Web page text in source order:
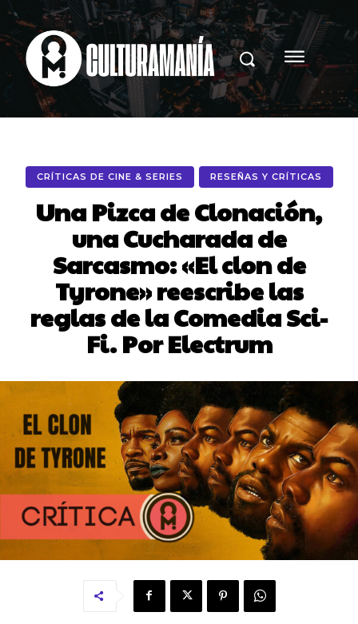
CRÍTICAS DE CINE & SERIES RESEÑAS Y CRÍTICAS
Una Pizca de Clonación,
una Cucharada de
Sarcasmo: «El clon de
Tyrone» reescribe las
reglas de la Comedia Sci-
Fi. Por Electrum